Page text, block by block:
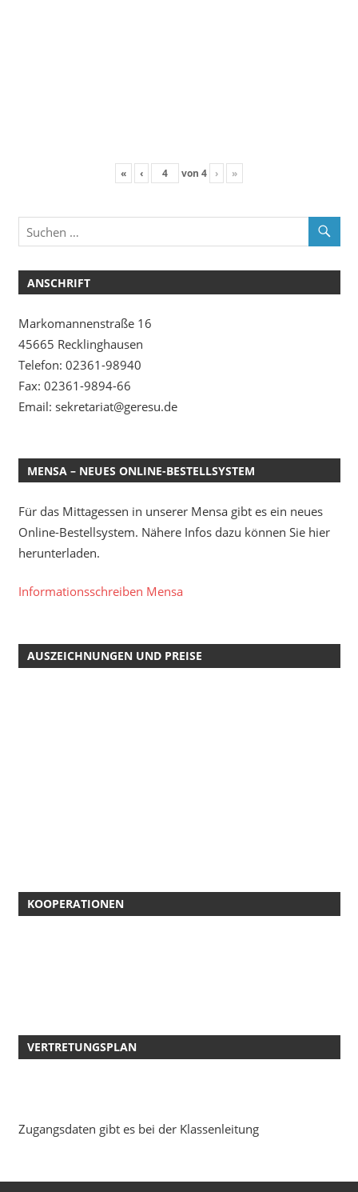
« ‹ von 4 › »
ANSCHRIFT
Markomannenstraße 16
45665 Recklinghausen
Telefon: 02361-98940
Fax: 02361-9894-66
Email: sekretariat@geresu.de
MENSA – NEUES ONLINE-BESTELLSYSTEM
Für das Mittagessen in unserer Mensa gibt es ein neues
Online-Bestellsystem. Nähere Infos dazu können Sie hier
herunterladen.
Informationsschreiben Mensa
AUSZEICHNUNGEN UND PREISE
KOOPERATIONEN
VERTRETUNGSPLAN
Zugangsdaten gibt es bei der Klassenleitung